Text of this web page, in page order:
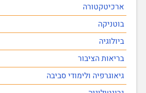
ארכיטקטורה
בוטניקה
ביולוגיה
בריאות הציבור
גיאוגרפיה ולימודי סביבה